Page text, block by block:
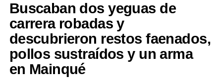
Buscaban dos yeguas de
carrera robadas y
descubrieron restos faenados,
pollos sustraídos y un arma
en Mainqué